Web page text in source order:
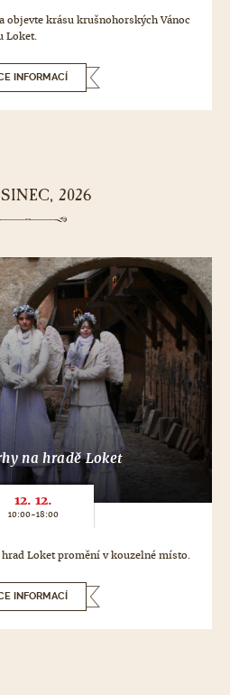
objevte krásu krušnohorských Vánoc
Loket.
INFORMACÍ
2026
na hradě Loket
12. 12.
10:00-18:00
Loket promění v kouzelné místo.
INFORMACÍ